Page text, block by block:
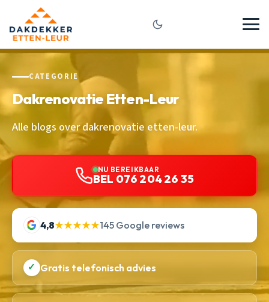
CATEGORIE
Dakrenovatie Etten-Leur
Alle blogs over dakrenovatie etten-leur.
NU BEREIKBAAR
BEL 076 204 26 35
4,8★★★★★145 Google reviews
✓ Gratis telefonisch advies